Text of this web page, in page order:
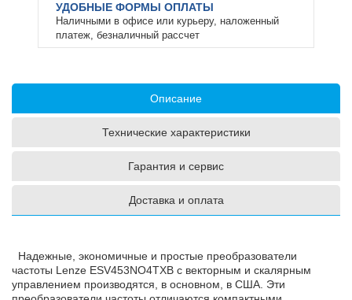
УДОБНЫЕ ФОРМЫ ОПЛАТЫ
Наличными в офисе или курьеру, наложенный
платеж, безналичный рассчет
Описание
Технические характеристики
Гарантия и сервис
Доставка и оплата
Надежные, экономичные и простые преобразователи
частоты Lenze ESV453NO4TXB с векторным и скалярным
управлением производятся, в основном, в США. Эти